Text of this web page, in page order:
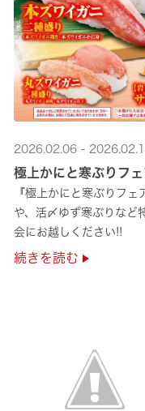
2026.02.06 -
極上かにと寒ぶりフェ
『極上かにと寒ぶりフ
や、活〆ゆず寒ぶりなど
会にお越しください!!
続きを読む